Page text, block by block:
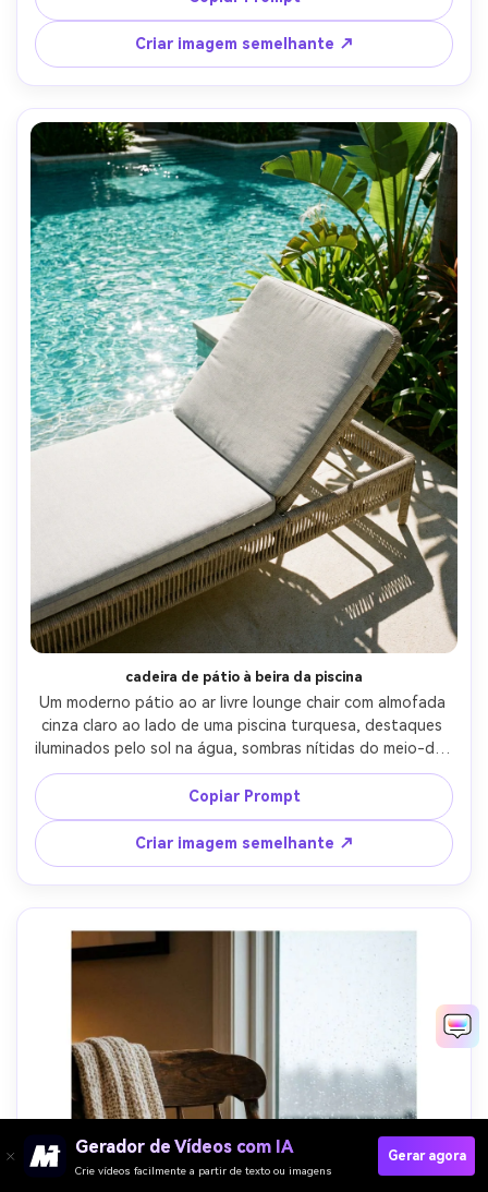
com linhas líderes-AR 4:5
Criar imagem semelhante ↗
cadeira de pátio à beira da piscina
Um moderno pátio ao ar livre lounge chair com almofada
cinza claro ao lado de uma piscina turquesa, destaques
iluminados pelo sol na água, sombras nítidas do meio-dia,
disparado em Sony A7R V, 35mm, f/5, resort de férias vibe,
tecido fotorealista e textura tecida, cor vibrante mas
natural classificação-AR 4:5
Copiar Prompt
Criar imagem semelhante ↗
Gerador de Vídeos com IA
Crie vídeos facilmente a partir de texto ou imagens
Gerar agora